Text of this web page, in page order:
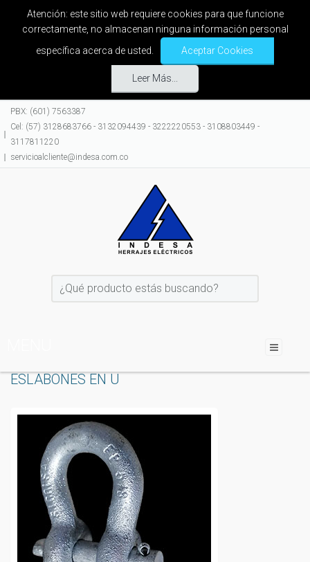
Atención: este sitio web requiere cookies para que funcione
correctamente, no almacenan ninguna información personal
específica acerca de usted.
Aceptar Cookies
Leer Más...
PBX: (601) 7563387
Cel: (57) 3128683766 - 3132094439 - 3222220553 - 3108803449 -
3117811220
servicioalcliente@indesa.com.co
ESLABONES EN U